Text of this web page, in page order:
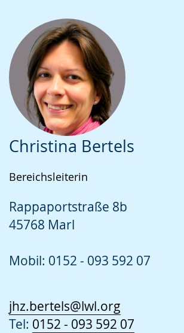
Christina Bertels
Bereichsleiterin
Rappaportstraße 8b
45768 Marl
Mobil: 0152 - 093 592 07
jhz.bertels@lwl.org
Tel: 0152 - 093 592 07